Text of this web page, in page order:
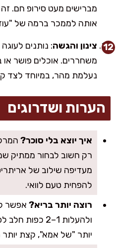
מברישים מעט סירופ חם. זה
אותה לממכר ברמה של
צינון והגשה
משחררים. אוכלים פושר
נעלמת מהר, במיוחד לצד
הערות ושדרוגים
איך יוצא בלי סוכר?
רק חשוב לבחור ממתיק
מעדיפה שילוב של
להפחית טעם לוואי.
רוצה יותר בריא?
ולהעלות 1–2
יותר "של אמא", קצת